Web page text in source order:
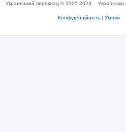
Український переклад © 2005-2023
Конфіденційність | Умови